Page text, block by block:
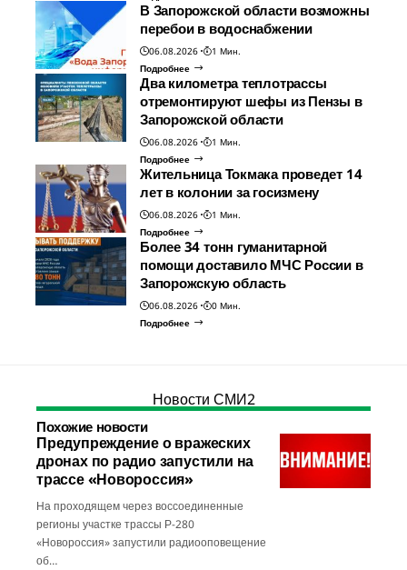
В Запорожской области возможны
перебои в водоснабжении
06.08.2026
1 Мин.
Подробнее
Два километра теплотрассы
отремонтируют шефы из Пензы в
Запорожской области
06.08.2026
1 Мин.
Подробнее
Жительница Токмака проведет 14
лет в колонии за госизмену
06.08.2026
1 Мин.
Подробнее
Более 34 тонн гуманитарной
помощи доставило МЧС России в
Запорожскую область
06.08.2026
0 Мин.
Подробнее
Новости СМИ2
Похожие новости
Предупреждение о вражеских
дронах по радио запустили на
трассе «Новороссия»
На проходящем через воссоединенные
регионы участке трассы Р-280
«Новороссия» запустили радиооповещение
об…